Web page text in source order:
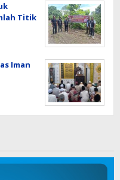
Titik
Iman